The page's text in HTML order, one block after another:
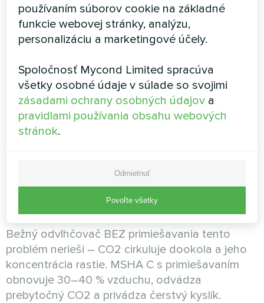
Prečo je v bazéne
potrebný čerstvý vzduch
Čerstvý vzduch v bazéne rieši tri kľúčové
problémy:
Odstránenie CO2
CO2 viac ako 1000 ppm sa objavuje bolesť hlavy,
Komfortná norma – 400–600 ppm.
Bežný odvlhčovač BEZ primiešavania tento
problém nerieši – CO2 cirkuluje dookola a jeho
koncentrácia rastie. MSHA C s primiešavaním
obnovuje 30–40 % vzduchu, odvádza
prebytočný CO2 a privádza čerstvý kyslík.
používaním súborov cookie na základné
funkcie webovej stránky, analýzu,
personalizáciu a marketingové účely.
Spoločnosť Mycond Limited spracúva
všetky osobné údaje v súlade so svojimi
zásadami ochrany osobných údajov a
pravidlami používania obsahu webových
stránok.
Odmietnuť
Povoľte všetky